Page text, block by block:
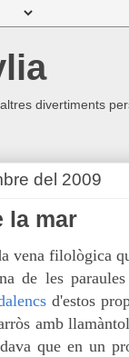
divertiments
del 2009
la mar
vena filològica
de les
d'estos
amb
que en un